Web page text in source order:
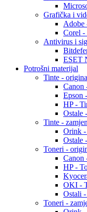
Grafička i
Adobe
Corel -
Antivirus i
ESET
Potrošni materijal
Tinte -
Canon
Epson
HP -
Ostale
Tinte -
Orink -
Ostale
Toneri -
Canon
HP -
OKI -
Ostali
Toneri -